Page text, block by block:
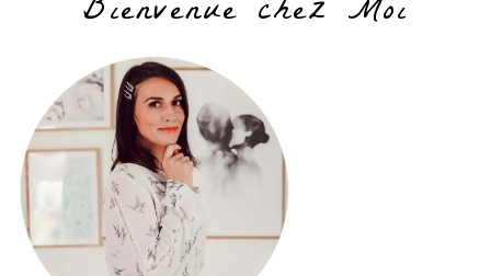
Bienvenue chez Moi